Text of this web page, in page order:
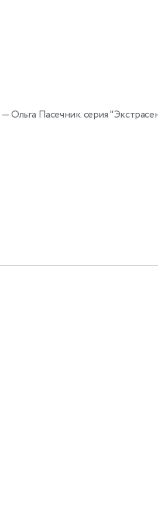
— Ольга Пасечник. серия